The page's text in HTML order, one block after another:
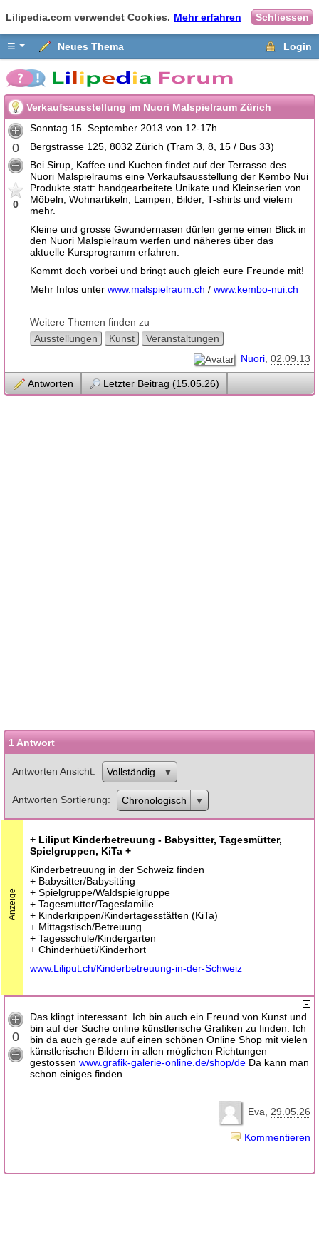
Lilipedia.com verwendet Cookies. Mehr erfahren Schliessen
≡ Neues Thema Login
Verkaufsausstellung im Nuori Malspielraum Zürich
0
0
Sonntag 15. September 2013 von 12-17h
Bergstrasse 125, 8032 Zürich (Tram 3, 8, 15 / Bus 33)
Bei Sirup, Kaffee und Kuchen findet auf der Terrasse des
Nuori Malspielraums eine Verkaufsausstellung der Kembo Nui
Produkte statt: handgearbeitete Unikate und Kleinserien von
Möbeln, Wohnartikeln, Lampen, Bilder, T-shirts und vielem
mehr.
Kleine und grosse Gwundernasen dürfen gerne einen Blick in
den Nuori Malspielraum werfen und näheres über das
aktuelle Kursprogramm erfahren.
Kommt doch vorbei und bringt auch gleich eure Freunde mit!
Mehr Infos unter www.malspielraum.ch / www.kembo-nui.ch
Weitere Themen finden zu
Ausstellungen
Kunst
Veranstaltungen
Nuori 02.09.13
Antworten Letzter Beitrag (15.05.26)
1 Antwort
Antworten Ansicht Vollständig
Antworten Sortierung Chronologisch
Anzeige
+ Liliput Kinderbetreuung - Babysitter, Tagesmütter,
Spielgruppen, KiTa +
Kinderbetreuung in der Schweiz finden
+ Babysitter/Babysitting
+ Spielgruppe/Waldspielgruppe
+ Tagesmutter/Tagesfamilie
+ Kinderkrippen/Kindertagesstätten (KiTa)
+ Mittagstisch/Betreuung
+ Tagesschule/Kindergarten
+ Chinderhüeti/Kinderhort
www.Liliput.ch/Kinderbetreuung-in-der-Schweiz
0
Das klingt interessant. Ich bin auch ein Freund von Kunst und
bin auf der Suche online künstlerische Grafiken zu finden. Ich
bin da auch gerade auf einen schönen Online Shop mit vielen
künstlerischen Bildern in allen möglichen Richtungen
gestossen www.grafik-galerie-online.de/shop/de Da kann man
schon einiges finden.
Eva 29.05.26
Kommentieren